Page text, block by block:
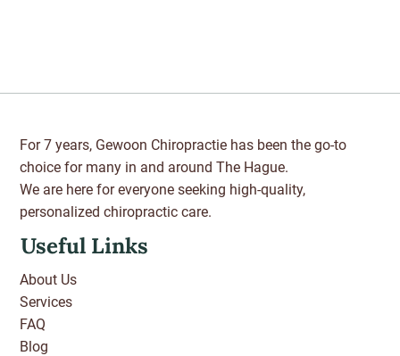
Useful Links
About Us
Services
FAQ
Blog
For 7 years, Gewoon Chiropractie has been the go-to
choice for many in and around The Hague.
We are here for everyone seeking high-quality,
personalized chiropractic care.